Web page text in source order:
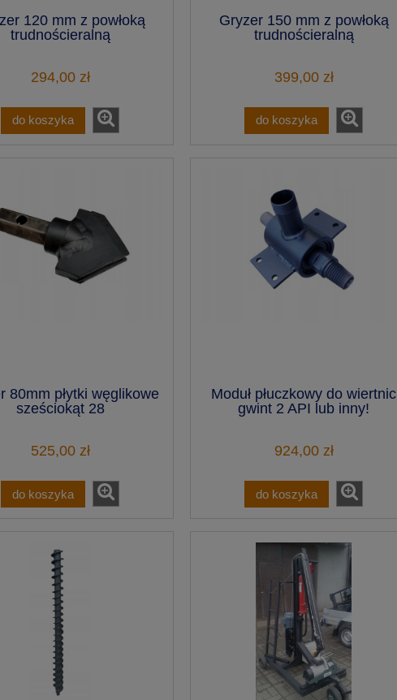
120 mm z powłoką
trudnościeralną
294,00 zł
do koszyka
Gryzer 150 mm z powłoką
trudnościeralną
399,00 zł
do koszyka
80mm płytki węglikowe
sześciokąt 28
525,00 zł
do koszyka
Moduł płuczkowy do wiertnic
gwint 2 API lub inny!
924,00 zł
do koszyka